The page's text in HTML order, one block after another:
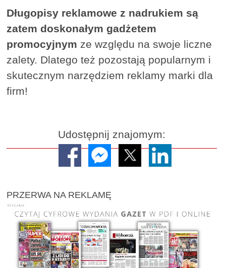
Długopisy reklamowe z nadrukiem są
zatem doskonałym gadżetem
promocyjnym ze względu na swoje liczne
zalety. Dlatego też pozostają popularnym i
skutecznym narzędziem reklamy marki dla
firm!
Udostępnij znajomym:
PRZERWA NA REKLAMĘ